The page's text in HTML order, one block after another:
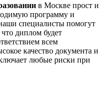
в Москве прост и
программу и
специалисты помогут
диплом будет
всем
качество документа и
любые риски при